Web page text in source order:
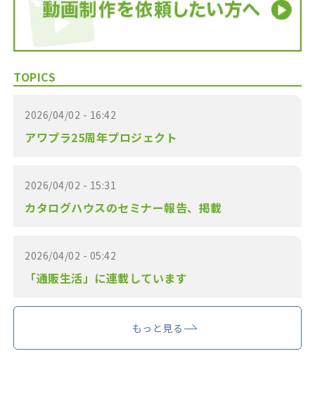
TOPICS
2026/04/02 - 16:42
アワプラ25周年プロジェクト
2026/04/02 - 15:31
カタログハウスのセミナー報告、掲載
2026/04/02 - 05:42
「通販生活」に連載しています
もっと見る